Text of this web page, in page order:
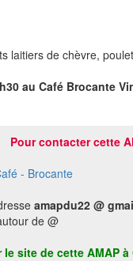
laitiers de chèvre,
au Café Brocante
Pour contacter cette
- Brocante
amapdu22 @
de @
site de cette AMAP à